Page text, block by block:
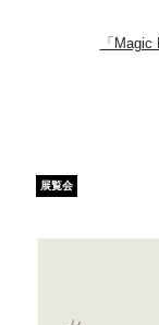
「
展覧会